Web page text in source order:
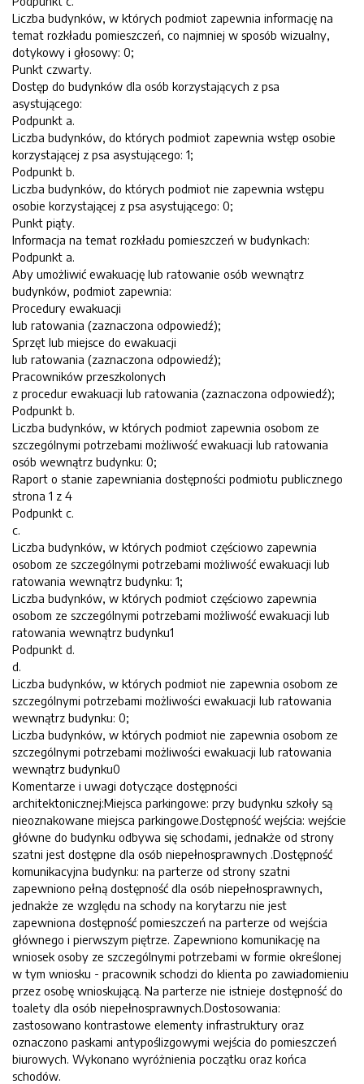
Liczba budynków, w których podmiot zapewnia informację na
temat rozkładu pomieszczeń, co najmniej w sposób wizualny,
dotykowy i głosowy: 0;
Punkt czwarty.
Dostęp do budynków dla osób korzystających z psa
asystującego:
Podpunkt a.
Liczba budynków, do których podmiot zapewnia wstęp osobie
korzystającej z psa asystującego: 1;
Podpunkt b.
Liczba budynków, do których podmiot nie zapewnia wstępu
osobie korzystającej z psa asystującego: 0;
Punkt piąty.
Informacja na temat rozkładu pomieszczeń w budynkach:
Podpunkt a.
Aby umożliwić ewakuację lub ratowanie osób wewnątrz
budynków, podmiot zapewnia:
Procedury ewakuacji
lub ratowania (zaznaczona odpowiedź);
Sprzęt lub miejsce do ewakuacji
lub ratowania (zaznaczona odpowiedź);
Pracowników przeszkolonych
z procedur ewakuacji lub ratowania (zaznaczona odpowiedź);
Podpunkt b.
Liczba budynków, w których podmiot zapewnia osobom ze
szczególnymi potrzebami możliwość ewakuacji lub ratowania
osób wewnątrz budynku: 0;
Raport o stanie zapewniania dostępności podmiotu publicznego
strona 1 z 4
Podpunkt c.
c.
Liczba budynków, w których podmiot częściowo zapewnia
osobom ze szczególnymi potrzebami możliwość ewakuacji lub
ratowania wewnątrz budynku: 1;
Liczba budynków, w których podmiot częściowo zapewnia
osobom ze szczególnymi potrzebami możliwość ewakuacji lub
ratowania wewnątrz budynku1
Podpunkt d.
d.
Liczba budynków, w których podmiot nie zapewnia osobom ze
szczególnymi potrzebami możliwości ewakuacji lub ratowania
wewnątrz budynku: 0;
Liczba budynków, w których podmiot nie zapewnia osobom ze
szczególnymi potrzebami możliwości ewakuacji lub ratowania
wewnątrz budynku0
Komentarze i uwagi dotyczące dostępności
architektonicznej:Miejsca parkingowe: przy budynku szkoły są
nieoznakowane miejsca parkingowe.Dostępność wejścia: wejście
główne do budynku odbywa się schodami, jednakże od strony
szatni jest dostępne dla osób niepełnosprawnych .Dostępność
komunikacyjna budynku: na parterze od strony szatni
zapewniono pełną dostępność dla osób niepełnosprawnych,
jednakże ze względu na schody na korytarzu nie jest
zapewniona dostępność pomieszczeń na parterze od wejścia
głównego i pierwszym piętrze. Zapewniono komunikację na
wniosek osoby ze szczególnymi potrzebami w formie określonej
w tym wniosku - pracownik schodzi do klienta po zawiadomieniu
przez osobę wnioskującą. Na parterze nie istnieje dostępność do
toalety dla osób niepełnosprawnych.Dostosowania:
zastosowano kontrastowe elementy infrastruktury oraz
oznaczono paskami antypoślizgowymi wejścia do pomieszczeń
biurowych. Wykonano wyróżnienia początku oraz końca
schodów.